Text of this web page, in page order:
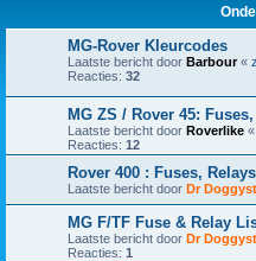
MG-Rover Kleurcodes
Laatste bericht door Barbour«
Reacties: 32
MG ZS / Rover 45:
Laatste bericht door Roverlike «
Reacties: 12
Rover 400 : Fuses,
Laatste bericht door Dr
MG F/TF Fuse & Relay
Laatste bericht door Dr
Reacties: 1